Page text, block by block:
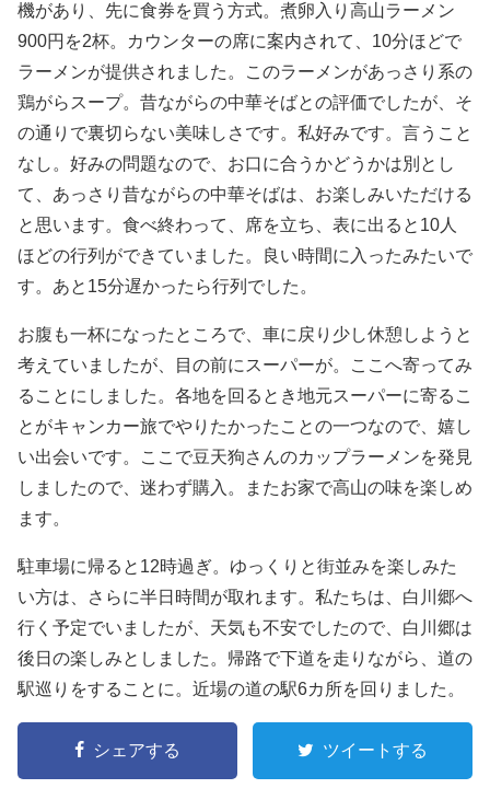
機があり、先に食券を買う方式。煮卵入り高山ラーメン
900円を2杯。カウンターの席に案内されて、10分ほどで
ラーメンが提供されました。このラーメンがあっさり系の
鶏がらスープ。昔ながらの中華そばとの評価でしたが、そ
の通りで裏切らない美味しさです。私好みです。言うこと
なし。好みの問題なので、お口に合うかどうかは別とし
て、あっさり昔ながらの中華そばは、お楽しみいただける
と思います。食べ終わって、席を立ち、表に出ると10人
ほどの行列ができていました。良い時間に入ったみたいで
す。あと15分遅かったら行列でした。
お腹も一杯になったところで、車に戻り少し休憩しようと
考えていましたが、目の前にスーパーが。ここへ寄ってみ
ることにしました。各地を回るとき地元スーパーに寄るこ
とがキャンカー旅でやりたかったことの一つなので、嬉し
い出会いです。ここで豆天狗さんのカップラーメンを発見
しましたので、迷わず購入。またお家で高山の味を楽しめ
ます。
駐車場に帰ると12時過ぎ。ゆっくりと街並みを楽しみた
い方は、さらに半日時間が取れます。私たちは、白川郷へ
行く予定でいましたが、天気も不安でしたので、白川郷は
後日の楽しみとしました。帰路で下道を走りながら、道の
駅巡りをすることに。近場の道の駅6カ所を回りました。
シェアする ツイートする